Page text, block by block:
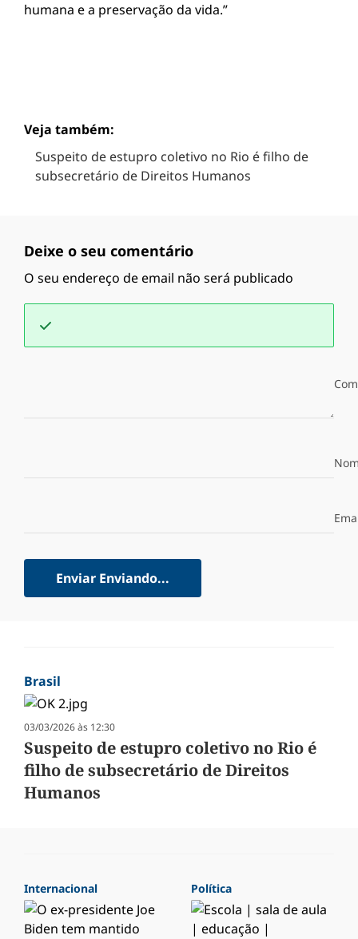
humana e a preservação da vida.”
Veja também:
Suspeito de estupro coletivo no Rio é filho de
subsecretário de Direitos Humanos
Deixe o seu comentário
O seu endereço de email não será publicado
Enviar Enviando...
Brasil
03/03/2026 às 12:30
Suspeito de estupro coletivo no Rio é
filho de subsecretário de Direitos
Humanos
Internacional Política